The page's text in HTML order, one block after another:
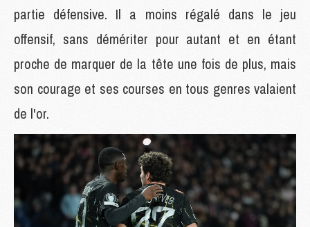
partie défensive. Il a moins régalé dans le jeu
offensif, sans démériter pour autant et en étant
proche de marquer de la tête une fois de plus, mais
son courage et ses courses en tous genres valaient
de l'or.